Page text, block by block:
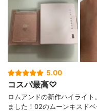
5.00
コスパ最高♡
ロムアンドの新作ハイライ
ました！02のムーンキスド